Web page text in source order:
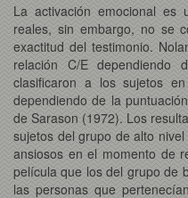
La activación emocional es
reales, sin embargo, no se
exactitud del testimonio.
relación C/E dependiendo
clasificaron a los sujetos
dependiendo de la
de Sarason (1972). Los
sujetos del grupo de alto
ansiosos en el momento de
película que los del grupo de
las personas que